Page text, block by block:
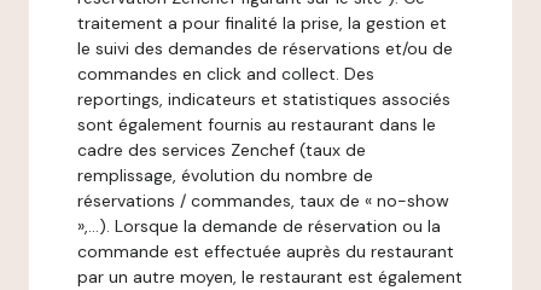
traitement a pour finalité la prise, la gestion et
le suivi des demandes de réservations et/ou de
commandes en click and collect. Des
reportings, indicateurs et statistiques associés
sont également fournis au restaurant dans le
cadre des services Zenchef (taux de
remplissage, évolution du nombre de
réservations / commandes, taux de « no-show
»,…). Lorsque la demande de réservation ou la
commande est effectuée auprès du restaurant
par un autre moyen, le restaurant est également